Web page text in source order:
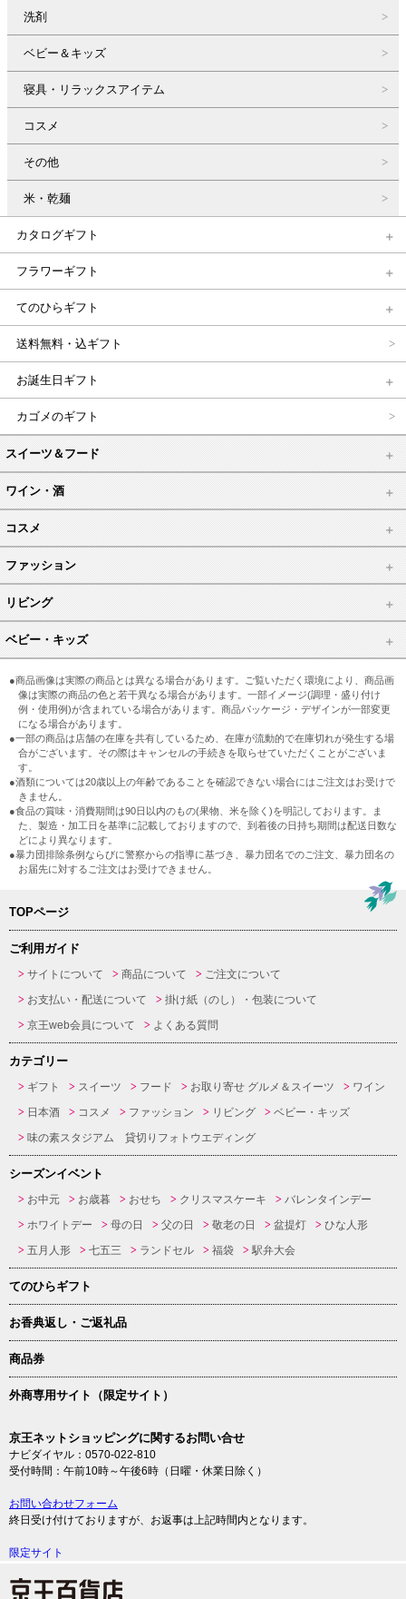
洗剤
ベビー＆キッズ
寝具・リラックスアイテム
コスメ
その他
米・乾麺
カタログギフト
フラワーギフト
てのひらギフト
送料無料・込ギフト
お誕生日ギフト
カゴメのギフト
スイーツ＆フード
ワイン・酒
コスメ
ファッション
リビング
ベビー・キッズ
●商品画像は実際の商品とは異なる場合があります。ご覧いただく環境により、商品画
像は実際の商品の色と若干異なる場合があります。一部イメージ(調理・盛り付け
例・使用例)が含まれている場合があります。商品パッケージ・デザインが一部変更
になる場合があります。
●一部の商品は店舗の在庫を共有しているため、在庫が流動的で在庫切れが発生する場
合がございます。その際はキャンセルの手続きを取らせていただくことがございま
す。
●酒類については20歳以上の年齢であることを確認できない場合にはご注文はお受けで
きません。
●食品の賞味・消費期間は90日以内のもの(果物、米を除く)を明記しております。ま
た、製造・加工日を基準に記載しておりますので、到着後の日持ち期間は配送日数な
どにより異なります。
●暴力団排除条例ならびに警察からの指導に基づき、暴力団名でのご注文、暴力団名の
お届先に対するご注文はお受けできません。
TOPページ
ご利用ガイド
サイトについて 商品について
ご注文について
お支払い・配送について
掛け紙（のし）・包装について
京王web会員について
よくある質問
カテゴリー
ギフト スイーツ フード お取り寄せ グルメ＆スイーツ
ワイン
日本酒
コスメ ファッション リビング
ベビー・キッズ
味の素スタジアム 貸切りフォトウエディング
シーズンイベント
お中元 お歳暮 おせち クリスマスケーキ
バレンタインデー
ホワイトデー
母の日 父の日 敬老の日 盆提灯
ひな人形
五月人形
七五三 ランドセル 福袋 駅弁大会
てのひらギフト
お香典返し・ご返礼品
商品券
外商専用サイト（限定サイト）
京王ネットショッピングに関するお問い合せ
ナビダイヤル：0570-022-810
受付時間：午前10時～午後6時（日曜・休業日除く）
お問い合わせフォーム
終日受け付けておりますが、お返事は上記時間内となります。
限定サイト